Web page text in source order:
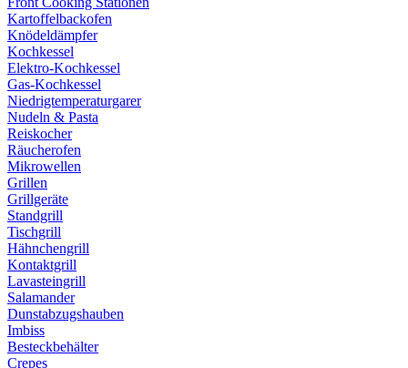
Kartoffelbackofen
Knödeldämpfer
Kochkessel
Elektro-Kochkessel
Gas-Kochkessel
Niedrigtemperaturgarer
Nudeln & Pasta
Reiskocher
Räucherofen
Mikrowellen
Grillen
Grillgeräte
Standgrill
Tischgrill
Hähnchengrill
Kontaktgrill
Lavasteingrill
Salamander
Dunstabzugshauben
Imbiss
Besteckbehälter
Crepes